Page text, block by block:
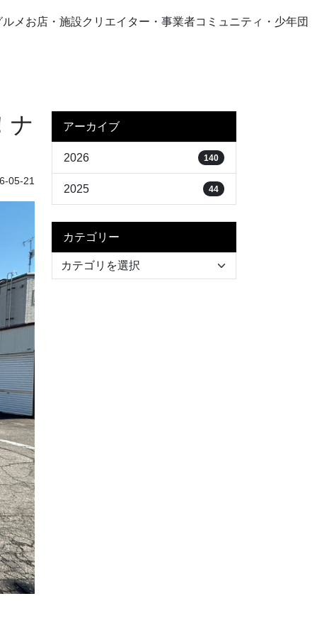
ルメ お店・施設クリエイター・事業者コミュニティ・少年団
ナ
05-21
アーカイブ
2026 140
2025 44
カテゴリー